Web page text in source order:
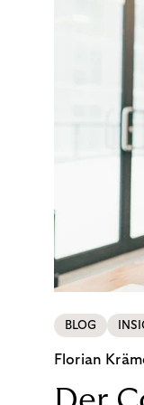
BLOG
Florian